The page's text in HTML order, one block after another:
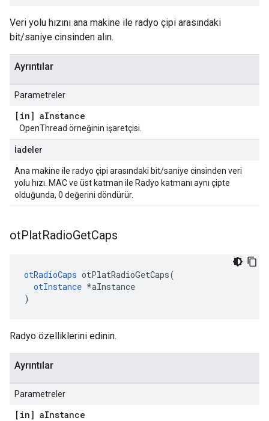
Veri yolu hızını ana makine ile radyo çipi arasındaki
bit/saniye cinsinden alın.
Ayrıntılar
Parametreler
[in] aInstance
OpenThread örneğinin işaretçisi.
İadeler
Ana makine ile radyo çipi arasındaki bit/saniye cinsinden veri
yolu hızı. MAC ve üst katman ile Radyo katmanı aynı çipte
olduğunda, 0 değerini döndürür.
otPlatRadioGetCaps
otRadioCaps otPlatRadioGetCaps(
otInstance *aInstance
)
Radyo özelliklerini edinin.
Ayrıntılar
Parametreler
[in] aInstance